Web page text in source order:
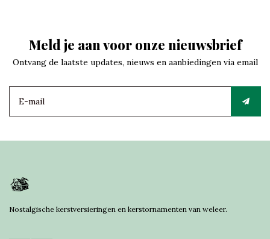
Meld je aan voor onze nieuwsbrief
Ontvang de laatste updates, nieuws en aanbiedingen via email
Nostalgische kerstversieringen en kerstornamenten van weleer.